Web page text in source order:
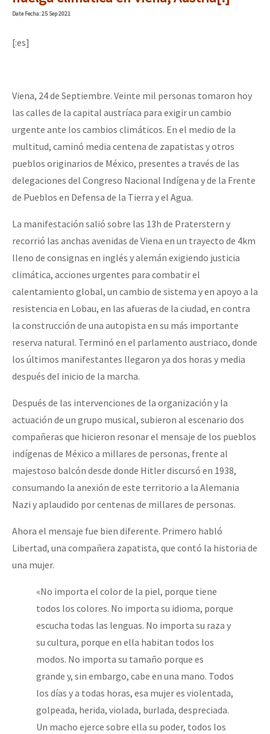
Mundo
Megaproyectos
Presos
Mujeres
Niñxs
MULTIMEDIA
Audio
Video
Otras secciones
Semillero Guerra contra la Humanidad. (Las poblaciones y
la naturaleza bajo asedio)
Libros para descargar
Medios Libres
COVID-19
Eventos
Contacto
“Sonhando a Terra do Bem Virá” se publica no Estado Espanhol
Se o México sabe, que o mundo saiba! Nossas lutas pela
[25 abr – CDMX] Tokín por el CNI: 30 años de Resistencia y
DateFecha: 25 Sep 2021
[:es]
Viena, 24 de Septiembre. Veinte mil personas tomaron hoy
las calles de la capital austríaca para exigir un cambio
urgente ante los cambios climáticos. En el medio de la
multitud, caminó media centena de zapatistas y otros
pueblos originarios de México, presentes a través de las
delegaciones del Congreso Nacional Indígena y de la Frente
de Pueblos en Defensa de la Tierra y el Agua.
La manifestación salió sobre las 13h de Praterstern y
recorrió las anchas avenidas de Viena en un trayecto de 4km
lleno de consignas en inglés y alemán exigiendo justicia
climática, acciones urgentes para combatir el
calentamiento global, un cambio de sistema y en apoyo a la
resistencia en Lobau, en las afueras de la ciudad, en contra
la construcción de una autopista en su más importante
reserva natural. Terminó en el parlamento austriaco, donde
los últimos manifestantes llegaron ya dos horas y media
después del inicio de la marcha.
Después de las intervenciones de la organización y la
actuación de un grupo musical, subieron al escenario dos
compañeras que hicieron resonar el mensaje de los pueblos
indígenas de México a millares de personas, frente al
majestoso balcón desde donde Hitler discursó en 1938,
consumando la anexión de este territorio a la Alemania
Nazi y aplaudido por centenas de millares de personas.
Ahora el mensaje fue bien diferente. Primero habló
Libertad, una compañera zapatista, que contó la historia de
una mujer.
«No importa el color de la piel, porque tiene
todos los colores. No importa su idioma, porque
escucha todas las lenguas. No importa su raza y
su cultura, porque en ella habitan todos los
modos. No importa su tamaño porque es
grande y, sin embargo, cabe en una mano. Todos
los días y a todas horas, esa mujer es violentada,
golpeada, herida, violada, burlada, despreciada.
Un macho ejerce sobre ella su poder, todos los